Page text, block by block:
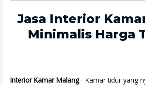
Jasa Interior
Minimalis Harga
Interior Kamar Malang- Kamar tidur yang